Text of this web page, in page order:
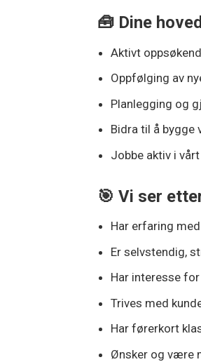
🧰 Dine
Aktivt
Oppfølging av
Planlegging og
Bidra til å bygge
Jobbe aktiv i
🎯 Vi ser
Har erfaring
Er selvstendig,
Har interesse
Trives med
Har førerkort
Ønsker og være